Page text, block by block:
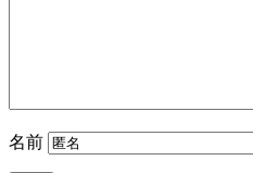
名前